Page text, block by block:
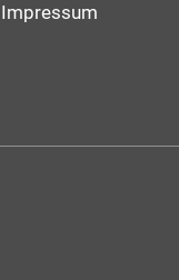
Impressum